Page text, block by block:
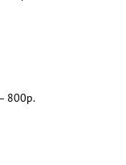
800р.